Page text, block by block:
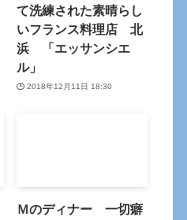
て洗練された素晴らし
いフランス料理店 北
浜 「エッサンシエ
ル」
2018年12月11日 18:30
Ｍのディナー 一切癖